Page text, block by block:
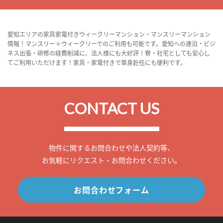
愛知エリアの家具家電付きウィークリーマンション・マンスリーマンション
情報！マンスリー＋ウィークリーでのご利用も可能です。愛知への連泊・ビジ
ネス出張・研修の経費削減に、法人様にも大好評！寮・社宅としても安心し
てご利用いただけます！家具・家電付きで単身赴任にも便利です。
CONTACT US
物件に関するお問合わせや法人契約等、
お気軽にリクエスト・お問合わせください。
お問合わせフォーム